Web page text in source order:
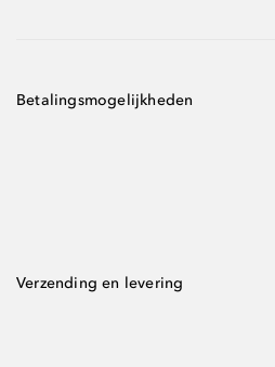
Betalingsmogelijkheden
Verzending en levering